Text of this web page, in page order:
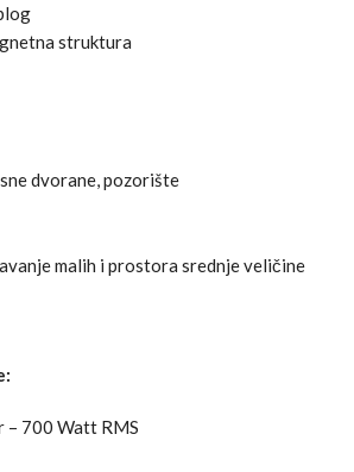
struktura
dvorane, pozorište
malih i prostora srednje veličine
– 700 Watt RMS